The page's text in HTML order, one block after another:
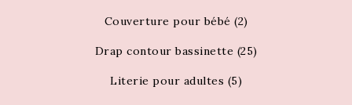
Couverture pour bébé (2)
Drap contour bassinette (25)
Literie pour adultes (5)